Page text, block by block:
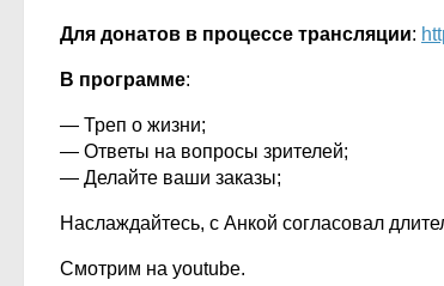
Для донатов в процессе трансляции:
В программе:
— Треп о жизни;
— Ответы на вопросы зрителей;
— Делайте ваши заказы;
Наслаждайтесь, с Анкой согласовал
Смотрим на youtube.